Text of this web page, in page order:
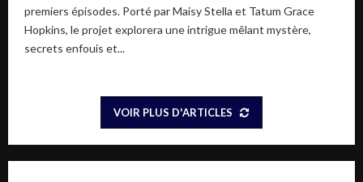
premiers épisodes. Porté par Maisy Stella et Tatum Grace
Hopkins, le projet explorera une intrigue mêlant mystère,
secrets enfouis et...
VOIR PLUS D'ARTICLES